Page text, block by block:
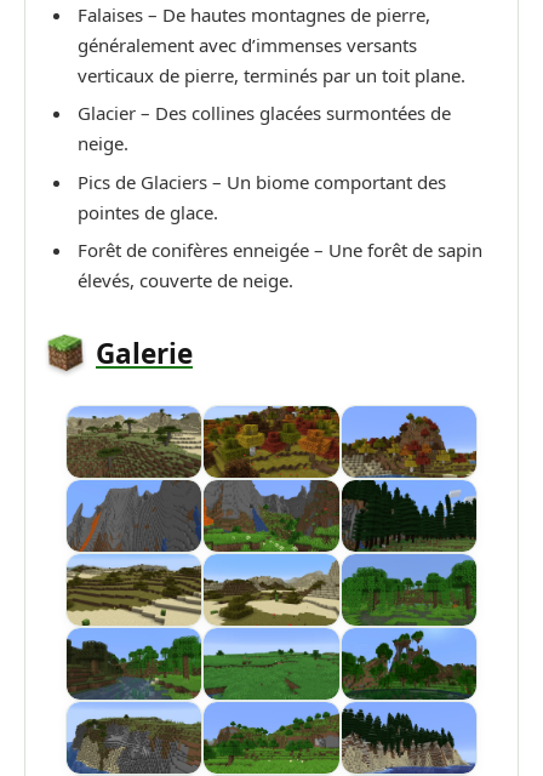
Falaises – De hautes montagnes de pierre,
généralement avec d’immenses versants
verticaux de pierre, terminés par un toit plane.
Glacier – Des collines glacées surmontées de
neige.
Pics de Glaciers – Un biome comportant des
pointes de glace.
Forêt de conifères enneigée – Une forêt de sapin
élevés, couverte de neige.
Galerie